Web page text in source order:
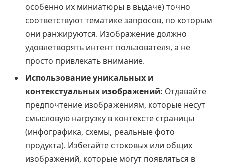
особенно их миниатюры в выдаче) точно
соответствуют тематике запросов, по которым
они ранжируются. Изображение должно
удовлетворять интент пользователя, а не
просто привлекать внимание.
Использование уникальных и
контекстуальных изображений: Отдавайте
предпочтение изображениям, которые несут
смысловую нагрузку в контексте страницы
(инфографика, схемы, реальные фото
продукта). Избегайте стоковых или общих
изображений, которые могут появляться в